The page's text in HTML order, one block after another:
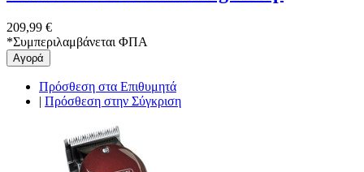
209,99 €
*Συμπεριλαμβάνεται ΦΠΑ
Αγορά
Πρόσθεση στα Επιθυμητά
| Πρόσθεση στην Σύγκριση